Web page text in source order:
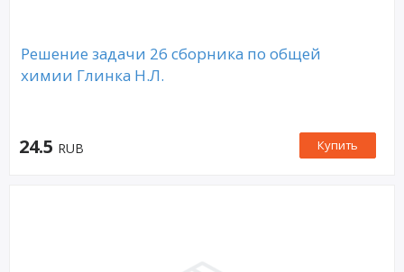
Решение задачи 26 сборника по общей
химии Глинка Н.Л.
24.5 RUB Купить